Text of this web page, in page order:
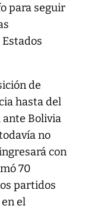
para seguir
de
hasta del
Bolivia
no
con
70
partidos
el